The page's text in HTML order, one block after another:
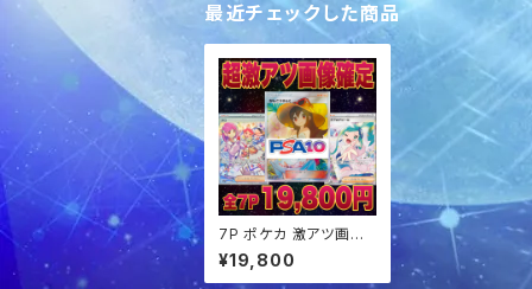
最近チェックした商品
7P ポケカ 激アツ画像
確定パック オリパ
¥19,800